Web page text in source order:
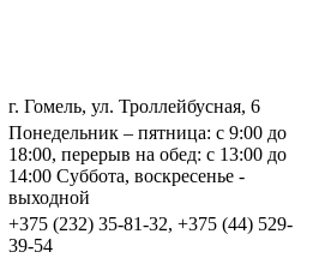
г. Гомель, ул. Троллейбусная, 6
Понедельник – пятница: с 9:00 до
18:00, перерыв на обед: с 13:00 до
14:00 Суббота, воскресенье -
выходной
+375 (232) 35-81-32, +375 (44) 529-
39-54